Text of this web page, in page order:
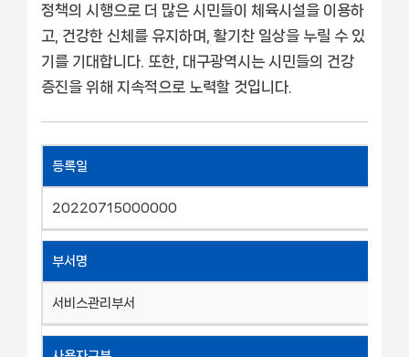
정책의 시행으로 더 많은 시민들이 체육시설을 이용하
고, 건강한 신체를 유지하며, 활기찬 일상을 누릴 수 있
기를 기대합니다. 또한, 대구광역시는 시민들의 건강
증진을 위해 지속적으로 노력할 것입니다.
등록일
20220715000000
부서명
서비스관리부서